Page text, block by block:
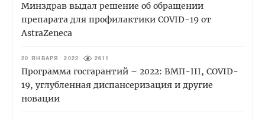
Минздрав выдал решение об обращении
препарата для профилактики COVID-19 от
AstraZeneca
20 ЯНВАРЯ 2022 2611
Программа госгарантий – 2022: ВМП-III, COVID-
19, углубленная диспансеризация и другие
новации